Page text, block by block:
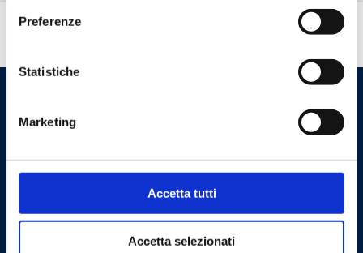
Preferenze
Statistiche
Marketing
Accetta tutti
Accetta selezionati
Cookie Policy Privacy Policy